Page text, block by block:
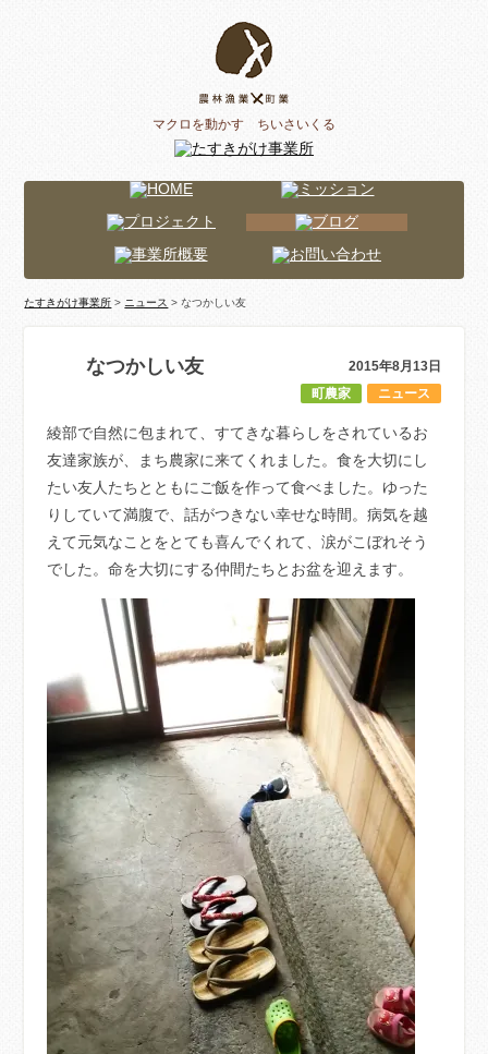
マクロを動かす ちいさいくる
たすきがけ事業所 > ニュース > なつかしい友
なつかしい友
2015年8月13日
ニュース
町農家
綾部で自然に包まれて、すてきな暮らしをされているお
友達家族が、まち農家に来てくれました。食を大切にし
たい友人たちとともにご飯を作って食べました。ゆった
りしていて満腹で、話がつきない幸せな時間。病気を越
えて元気なことをとても喜んでくれて、涙がこぼれそう
でした。命を大切にする仲間たちとお盆を迎えます。